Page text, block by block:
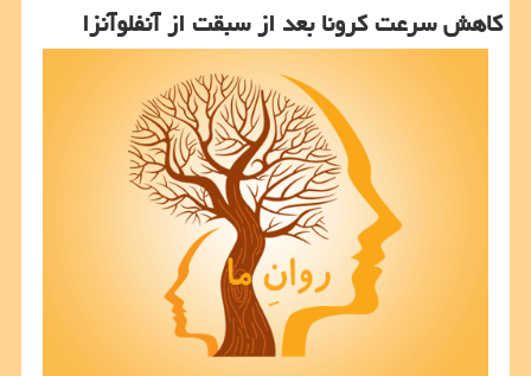
کاهش سرعت کرونا بعد از سبقت از آنفلوآنزا